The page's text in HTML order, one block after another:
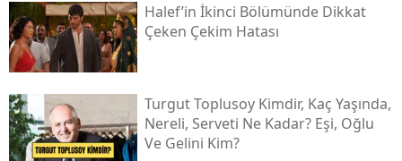
Halef’in İkinci Bölümünde Dikkat
Çeken Çekim Hatası
Turgut Toplusoy Kimdir, Kaç Yaşında,
Nereli, Serveti Ne Kadar? Eşi, Oğlu
Ve Gelini Kim?